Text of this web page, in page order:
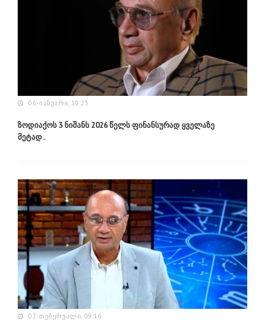
06-ᲘᲐᲜᲕᲐᲠᲘ, 10:23
ზოდიაქოს 3 ნიშანს 2026 წელს ფინანსურად ყველაზე
მეტად..
02-ᲗᲔᲑᲔᲠᲕᲐᲚᲘ, 09:16